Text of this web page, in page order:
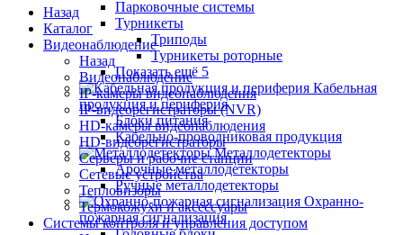
Парковочные системы
Турникеты
Триподы
Турникеты роторные
Показать ещё 5
Кабельная
продукция и периферия
Блоки питания
Кабельно-проводниковая продукция
Металлодетекторы
Арочные металлодетекторы
Ручные металлодетекторы
Охранно-
пожарная сигнализация
Назад
Каталог
Видеонаблюдение
Назад
Видеонаблюдение
IP-камеры видеонаблюдения
IP-видеорегистраторы (NVR)
HD-камеры видеонаблюдения
HD-видеорегистраторы
Серверы и рабочие станции
Сетевые устройства
Тепловизоры
Термокожухи и аксессуары
Системы контроля и управления доступом